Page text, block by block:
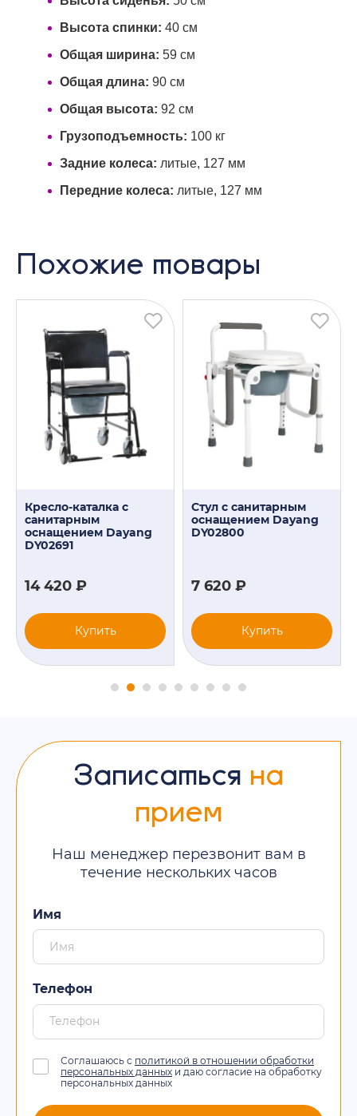
Высота спинки: 40 см
Общая ширина: 59 см
Общая длина: 90 см
Общая высота: 92 см
Грузоподъемность: 100 кг
Задние колеса: литые, 127 мм
Передние колеса: литые, 127 мм
Похожие товары
Кресло-каталка с
санитарным
оснащением Dayang
DY02691
14 420 ₽
Купить
Стул с санитарным
оснащением Dayang
DY02800
7 620 ₽
Купить
Записаться на
прием
Наш менеджер перезвонит вам в
течение нескольких часов
Имя
Телефон
Соглашаюсь с политикой в отношении обработки
персональных данных и даю согласие на обработку
персональных данных